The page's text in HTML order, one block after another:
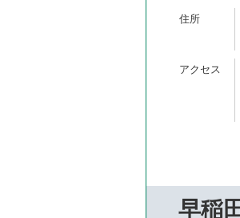
早稲